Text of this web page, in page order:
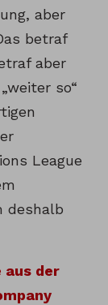
aber
betraf
aber
so“
League
deshalb
aus der